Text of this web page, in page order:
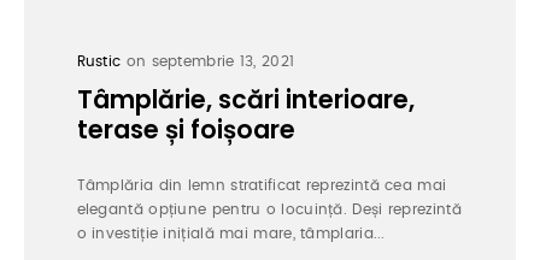
Rustic on septembrie 13, 2021
Tâmplărie, scări interioare,
terase și foișoare
Tâmplăria din lemn stratificat reprezintă cea mai
elegantă opțiune pentru o locuință. Deși reprezintă
o investiție inițială mai mare, tâmplaria...